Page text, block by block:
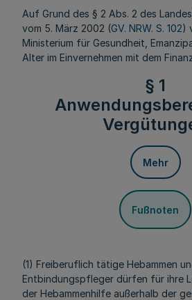
Auf Grund des § 2 Abs. 2 des
vom 5. März 2002 (GV. NRW. S. 102)
Ministerium für Gesundheit,
Alter im Einvernehmen mit dem
§ 1
Mehr
Fußnoten
(1) Freiberuflich tätige Hebammen
Entbindungspfleger dürfen für ihre
der Hebammenhilfe außerhalb der